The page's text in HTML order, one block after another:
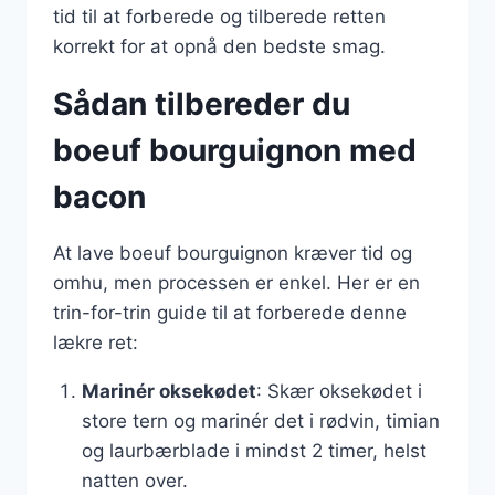
tid til at forberede og tilberede retten
korrekt for at opnå den bedste smag.
Sådan tilbereder du
boeuf bourguignon med
bacon
At lave boeuf bourguignon kræver tid og
omhu, men processen er enkel. Her er en
trin-for-trin guide til at forberede denne
lækre ret:
Marinér oksekødet: Skær oksekødet i
store tern og marinér det i rødvin, timian
og laurbærblade i mindst 2 timer, helst
natten over.